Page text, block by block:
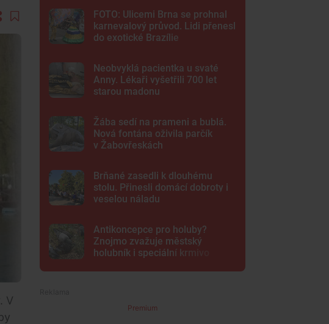
V
FOTO: Ulicemi Brna se prohnal
karnevalový průvod. Lidi přenesl
do exotické Brazílie
Neobvyklá pacientka u svaté
Anny. Lékaři vyšetřili 700 let
starou madonu
Žába sedí na prameni a bublá.
Nová fontána oživila parčík
v Žabovřeskách
Brňané zasedli k dlouhému
stolu. Přinesli domácí dobroty i
veselou náladu
Antikoncepce pro holuby?
Znojmo zvažuje městský
holubník i speciální krmivo
Premium